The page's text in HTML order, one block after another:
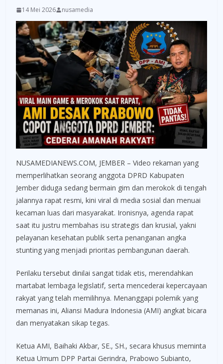
14 Mei 2026 nusamedia
NUSAMEDIANEWS.COM, JEMBER – Video rekaman yang
memperlihatkan seorang anggota DPRD Kabupaten
Jember diduga sedang bermain gim dan merokok di tengah
jalannya rapat resmi, kini viral di media sosial dan menuai
kecaman luas dari masyarakat. Ironisnya, agenda rapat
saat itu justru membahas isu strategis dan krusial, yakni
pelayanan kesehatan publik serta penanganan angka
stunting yang menjadi prioritas pembangunan daerah.
Perilaku tersebut dinilai sangat tidak etis, merendahkan
martabat lembaga legislatif, serta mencederai kepercayaan
rakyat yang telah memilihnya. Menanggapi polemik yang
memanas ini, Aliansi Madura Indonesia (AMI) angkat bicara
dan menyatakan sikap tegas.
Ketua AMI, Baihaki Akbar, SE., SH., secara khusus meminta
Ketua Umum DPP Partai Gerindra, Prabowo Subianto,